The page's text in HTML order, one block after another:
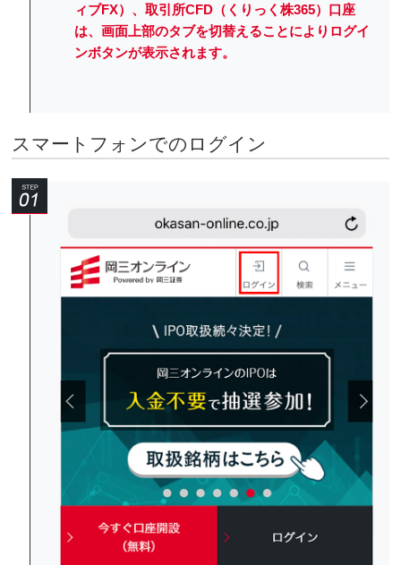
ィブFX）、取引所CFD（くりっく株365）口座
は、画面上部のタブを切替えることによりログイ
ンボタンが表示されます。
スマートフォンでのログイン